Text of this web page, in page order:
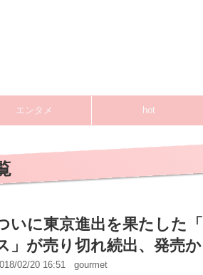
エンタメ hot
いに東京進出を果たした
」が売り切れ続出、発売か
02/20 16:51
gourmet